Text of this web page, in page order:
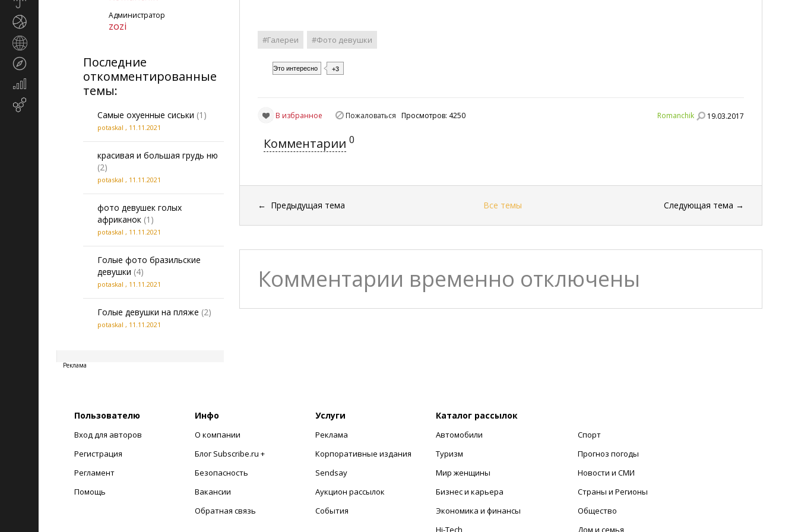
Экономика
Администратор
zozi
Последние
откомментированные
темы:
Самые охуенные сиськи (1)
potaskal , 11.11.2021
красивая и большая грудь ню
(2)
potaskal , 11.11.2021
фото девушек голых
африканок (1)
potaskal , 11.11.2021
Голые фото бразильские
девушки (4)
potaskal , 11.11.2021
Голые девушки на пляже (2)
potaskal , 11.11.2021
Реклама
#Галереи #Фото девушки
Это интересно +3
Romanchik 19.03.2017
В избранное Пожаловаться Просмотров: 4250
Комментарии 0
← Предыдущая тема Все темы Следующая тема →
Комментарии временно отключены
Пользователю
Вход для авторов
Регистрация
Регламент
Помощь
Инфо
О компании
Блог Subscribe.ru +
Безопасность
Вакансии
Обратная связь
Услуги
Реклама
Корпоративные издания
Sendsay
Аукцион рассылок
События
Каталог рассылок
Автомобили
Туризм
Мир женщины
Бизнес и карьера
Экономика и финансы
Hi-Tech
Спорт
Прогноз погоды
Новости и СМИ
Страны и Регионы
Общество
Дом и семья